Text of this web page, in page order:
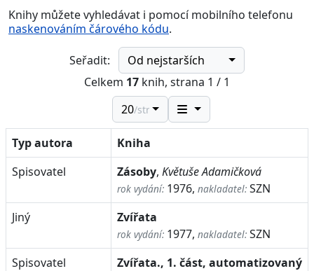
Knihy můžete vyhledávat i pomocí mobilního telefonu
naskenováním čárového kódu.
Seřadit:
Od nejstarších
Celkem 17 knih, strana 1 / 1
20/str.
Typ autora
Kniha
Spisovatel
Zásoby, Květuše Adamičková
rok vydání: 1976, nakladatel: SZN
Jiný
Zvířata
rok vydání: 1977, nakladatel: SZN
Spisovatel
Zvířata., 1. část, automatizovaný